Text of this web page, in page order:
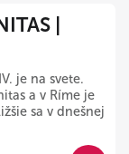
|
je na svete.
a v Ríme je
sa v dnešnej